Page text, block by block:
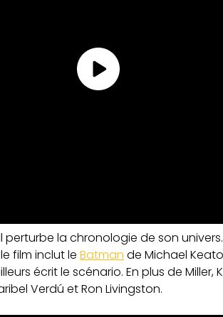
perturbe la chronologie de son
film inclut le Batman de Michael
écrit le scénario. En plus de
Verdú et Ron Livingston.